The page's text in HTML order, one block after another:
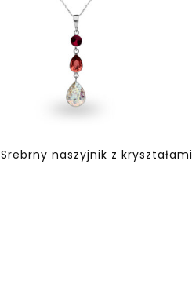
Srebrny naszyjnik z kryształami